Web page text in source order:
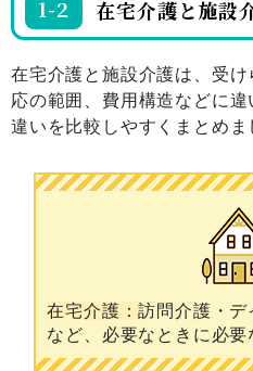
1-2 在宅介護と施設
在宅介護と施設介護は、受
応の範囲、費用構造などに
違いを比較しやすくまとめま
在宅介護：訪問介護・デ
など、必要なときに必要